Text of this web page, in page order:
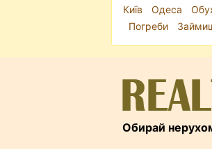
Київ Одеса
Погреби
Обирай